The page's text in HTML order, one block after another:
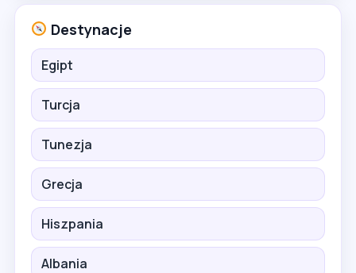
Destynacje
Egipt
Turcja
Tunezja
Grecja
Hiszpania
Albania